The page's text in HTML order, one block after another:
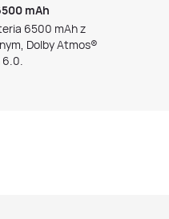
mAh
6500 mAh z
Dolby Atmos®
6.0.